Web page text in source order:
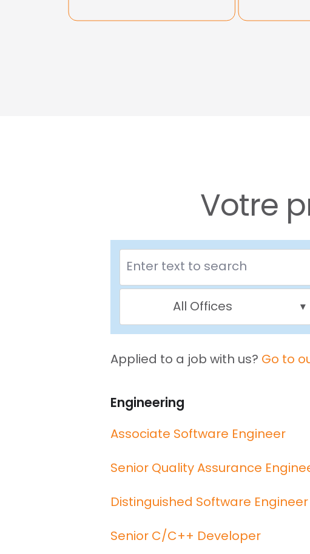
Votre
All Offices ▾
Applied to a job with us? Go to
Engineering
Associate Software Engineer
Senior Quality Assurance
Distinguished Software Engineer
Senior C/C++ Developer